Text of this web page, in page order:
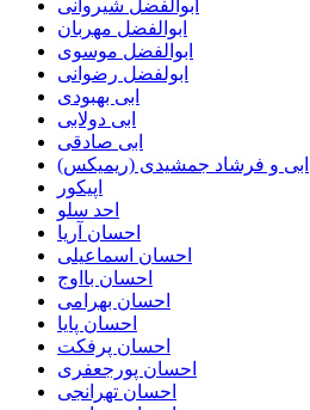
ابوالفضل شیروانی
ابوالفضل مهربان
ابوالفضل موسوی
ابولفضل رضوانی
ابی بهبودی
ابی دولابی
ابی صادقی
ابی و فرشاد جمشیدی (ریمیکس)
اپیکور
احد سلو
احسان آریا
احسان اسماعیلی
احسان بااوج
احسان بهرامی
احسان پایا
احسان پرفکت
احسان پورجعفری
احسان تهرانجی